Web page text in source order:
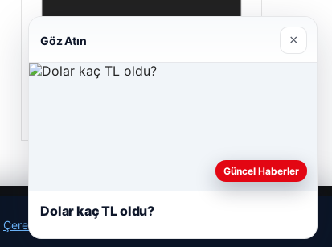
Prenses Night Club
29/04/2026
Çerez Politikamız
Göz Atın ×
Güncel Haberler
Dolar kaç TL oldu?